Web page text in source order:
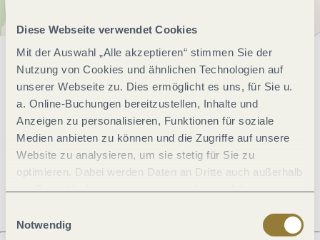
Diese Webseite verwendet Cookies
Mit der Auswahl „Alle akzeptieren“ stimmen Sie der
Nutzung von Cookies und ähnlichen Technologien auf
unserer Webseite zu. Dies ermöglicht es uns, für Sie u.
a. Online-Buchungen bereitzustellen, Inhalte und
Anzeigen zu personalisieren, Funktionen für soziale
Medien anbieten zu können und die Zugriffe auf unsere
Website zu analysieren, um sie stetig für Sie zu
optimieren. Dabei werden Daten an Dritte auch außerhalb
der Europäischen Union weitergegeben und dort
jederzeit widerrufen werden. Mit der Auswahl "Alle
Notwendig
Allgemeine Informationen
Öffnungszeiten
Ruhetage